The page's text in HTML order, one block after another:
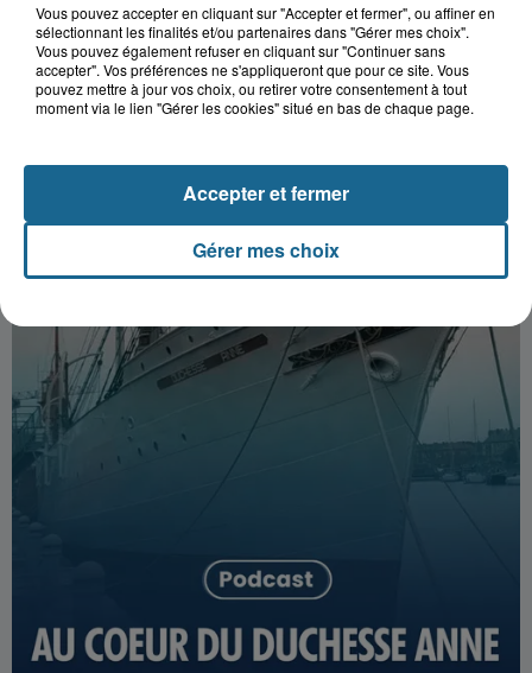
NOS AUTRES PODCASTS
Vous pouvez accepter en cliquant sur "Accepter et fermer", ou affiner en
sélectionnant les finalités et/ou partenaires dans "Gérer mes choix".
Vous pouvez également refuser en cliquant sur "Continuer sans
accepter". Vos préférences ne s'appliqueront que pour ce site. Vous
pouvez mettre à jour vos choix, ou retirer votre consentement à tout
moment via le lien "Gérer les cookies" situé en bas de chaque page.
Gérer mes choix
Accepter et fermer